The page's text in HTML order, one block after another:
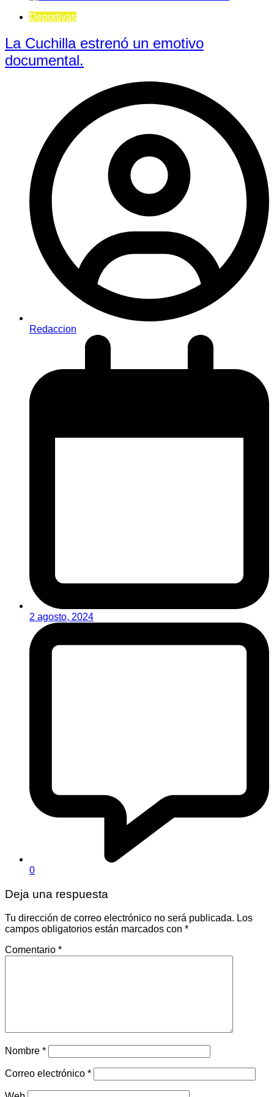
Deportivas
La Cuchilla estrenó un emotivo
documental.
Redaccion
2 agosto, 2024
0
Deja una respuesta
Tu dirección de correo electrónico no será publicada. Los
campos obligatorios están marcados con *
Comentario *
Nombre *
Correo electrónico *